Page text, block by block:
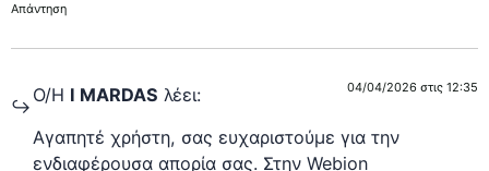
Απάντηση
Ο/Η I MARDAS λέει: 04/04/2026 στις 12:35
Αγαπητέ χρήστη, σας ευχαριστούμε για την
ενδιαφέρουσα απορία σας. Στην Webion